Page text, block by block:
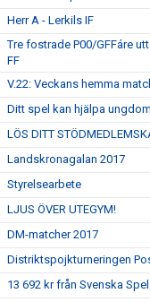
Herr A - Lerkils IF
Tre fostrade P00/GFFáre
FF
V.22: Veckans hemma
Ditt spel kan hjälpa
LÖS DITT
Landskronagalan 2017
Styrelsearbete
LJUS ÖVER UTEGYM!
DM-matcher 2017
Distriktspojkturneringen
13 692 kr från Svenska